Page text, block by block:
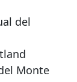
del
Monte